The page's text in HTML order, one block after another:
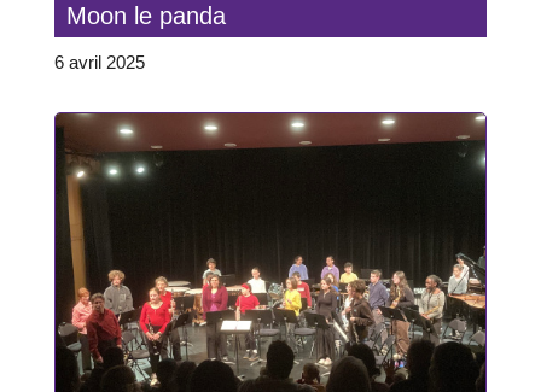
Moon le panda
6 avril 2025